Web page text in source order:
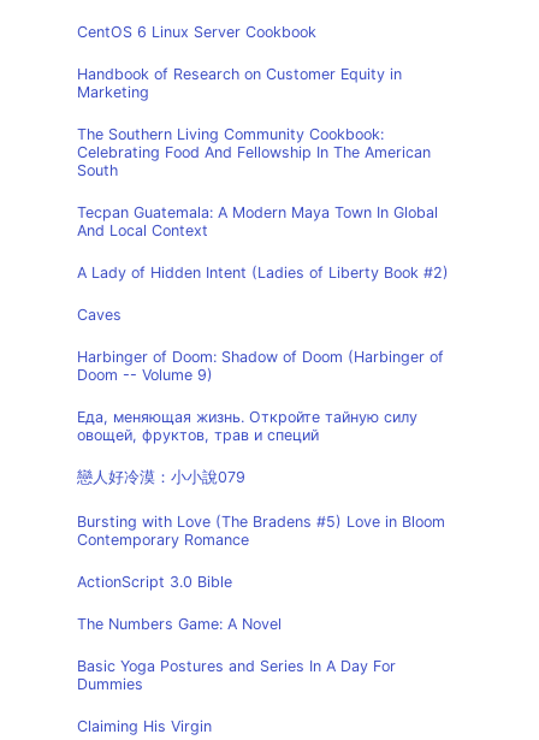
CentOS 6 Linux Server Cookbook
Handbook of Research on Customer Equity in
Marketing
The Southern Living Community Cookbook:
Celebrating Food And Fellowship In The American
South
Tecpan Guatemala: A Modern Maya Town In Global
And Local Context
A Lady of Hidden Intent (Ladies of Liberty Book #2)
Caves
Harbinger of Doom: Shadow of Doom (Harbinger of
Doom -- Volume 9)
Еда, меняющая жизнь. Откройте тайную силу
овощей, фруктов, трав и специй
戀人好冷漠：小小說079
Bursting with Love (The Bradens #5) Love in Bloom
Contemporary Romance
ActionScript 3.0 Bible
The Numbers Game: A Novel
Basic Yoga Postures and Series In A Day For
Dummies
Claiming His Virgin